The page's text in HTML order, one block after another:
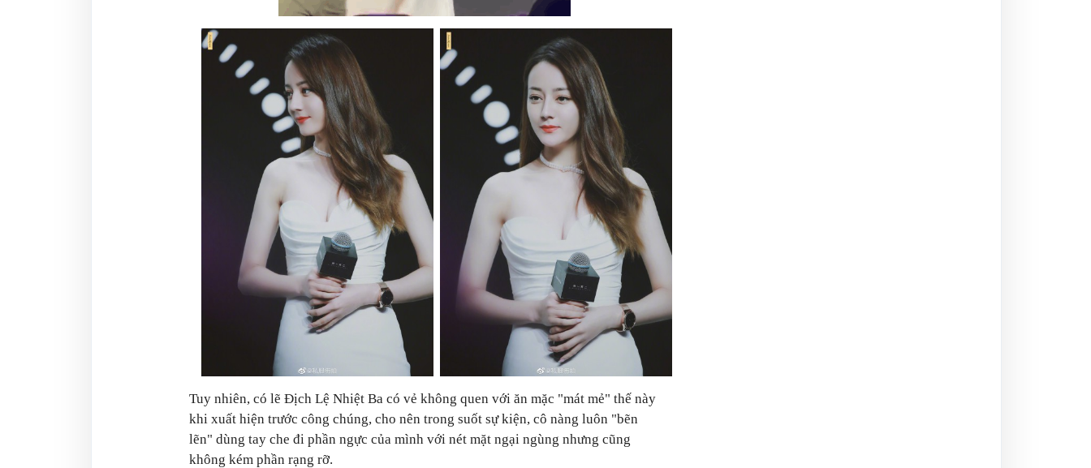
Tuy nhiên, có lẽ Địch Lệ Nhiệt Ba có vẻ không quen với ăn mặc "mát mẻ" thế này
khi xuất hiện trước công chúng, cho nên trong suốt sự kiện, cô nàng luôn "bẽn
lẽn" dùng tay che đi phần ngực của mình với nét mặt ngại ngùng nhưng cũng
không kém phần rạng rỡ.